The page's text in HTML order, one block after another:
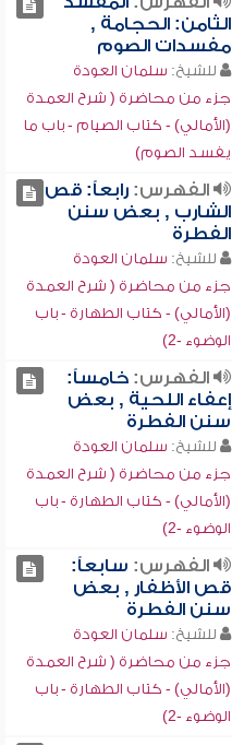
الثامن: الحجامة ,
مفسدات الصوم
للشيخ: سلمان العودة
جزء من محاضرة ( شرح العمدة
(الأمالي) - كتاب الصيام - باب ما
يفسد الصوم)
الفهرس:رابعاً: قص
الشارب , بعض سنن
الفطرة
للشيخ: سلمان العودة
جزء من محاضرة ( شرح العمدة
(الأمالي) - كتاب الطهارة - باب
الوضوء -2)
الفهرس:خامساً:
إعفاء اللحية , بعض
سنن الفطرة
للشيخ: سلمان العودة
جزء من محاضرة ( شرح العمدة
(الأمالي) - كتاب الطهارة - باب
الوضوء -2)
الفهرس: سابعاً:
قص الأظفار , بعض
سنن الفطرة
للشيخ: سلمان العودة
جزء من محاضرة ( شرح العمدة
(الأمالي) - كتاب الطهارة - باب
الوضوء -2)